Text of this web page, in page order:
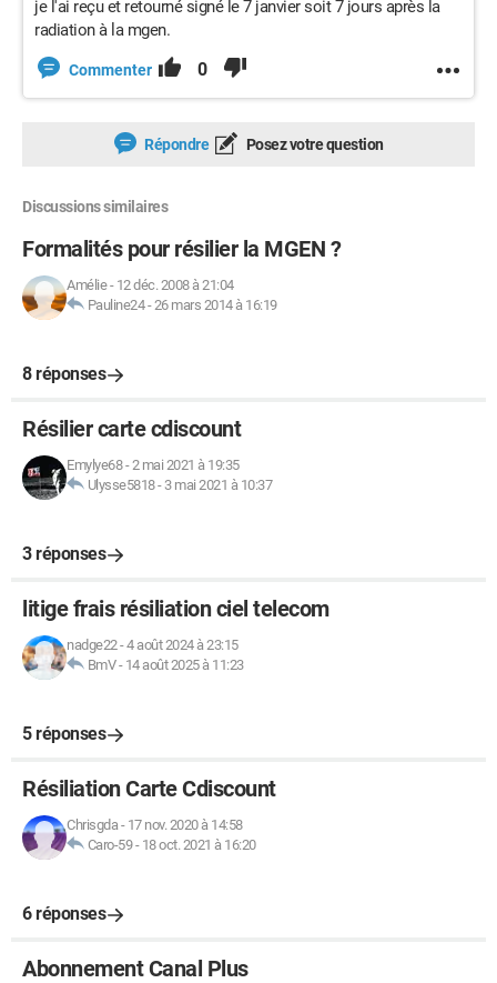
je l'ai reçu et retourné signé le 7 janvier soit 7 jours après la
radiation à la mgen.
Commenter 0
Répondre Posez votre question
Discussions similaires
Formalités pour résilier la MGEN ?
Amélie- 12 déc. 2008 à 21:04
Pauline24-26 mars 2014 à 16:19
8 réponses
Résilier carte cdiscount
Emylye68-2 mai 2021 à 19:35
Ulysse5818- 3 mai 2021 à 10:37
3 réponses
litige frais résiliation ciel telecom
nadge22-4 août 2024 à 23:15
BmV- 14 août 2025 à 11:23
5 réponses
Résiliation Carte Cdiscount
Chrisgda- 17 nov. 2020 à 14:58
Caro-59- 18 oct. 2021 à 16:20
6 réponses
Abonnement Canal Plus